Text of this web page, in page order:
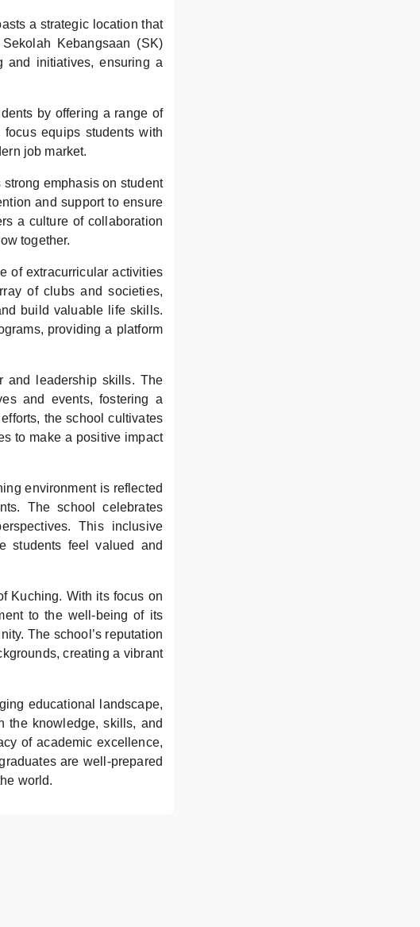
a strategic location that
Kebangsaan (SK)
and initiatives, ensuring a
by offering a range of
equips students with
job market.
emphasis on student
and support to ensure
a culture of collaboration
together.
of extracurricular activities
of clubs and societies,
build valuable life skills.
providing a platform
and leadership skills. The
and events, fostering a
the school cultivates
to make a positive impact
environment is reflected
The school celebrates
This inclusive
students feel valued and
Kuching. With its focus on
to the well-being of its
The school’s reputation
creating a vibrant
educational landscape,
the knowledge, skills, and
of academic excellence,
are well-prepared
world.